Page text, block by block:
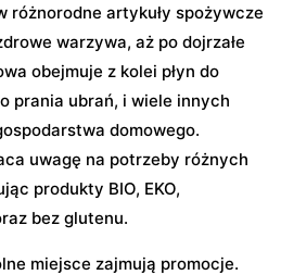
różnorodne artykuły spożywcze
warzywa, aż po dojrzałe
obejmuje z kolei płyn do
prania ubrań, i wiele innych
domowego.
uwagę na potrzeby różnych
produkty BIO, EKO,
bez glutenu.
miejsce zajmują promocje.